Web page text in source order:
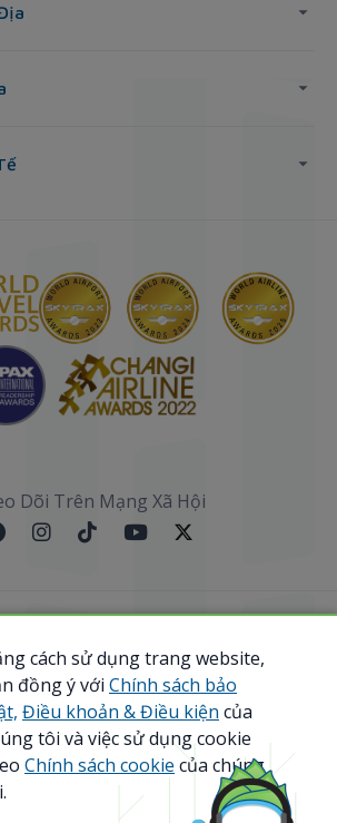
Dõi Trên Mạng Xã Hội
Airways Copyright. All Rights
Code: 0107867370
cách sử dụng trang website,
đồng ý với Chính sách bảo
Điều khoản & Điều kiện của
tôi và việc sử dụng cookie
Chính sách cookie của chúng